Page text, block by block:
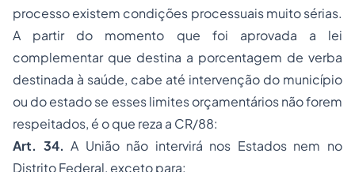
processoexistem condições processuais muito sérias.
A partir do momento que foi aprovada a lei
complementar que destina a porcentagem de verba
destinada à saúde, cabe até intervenção do município
ou do estado se esses limites orçamentários não forem
respeitados, é o que reza a CR/88:
Art. 34. A União não intervirá nos Estados nem no
Distrito Federal, exceto para: